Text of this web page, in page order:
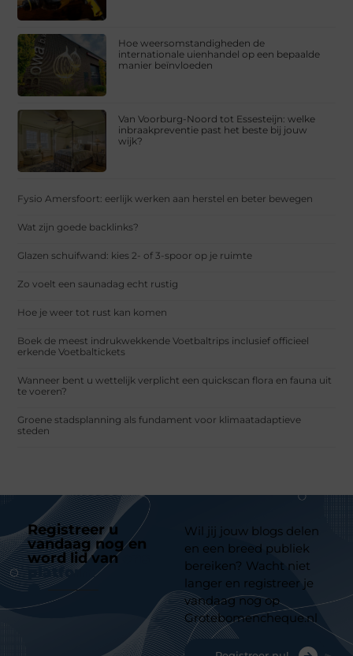
Hoe weersomstandigheden de
internationale uienhandel op een bepaalde
manier beïnvloeden
Van Voorburg-Noord tot Essesteijn: welke
inbraakpreventie past het beste bij jouw
wijk?
Fysio Amersfoort: eerlijk werken aan herstel en beter bewegen
Wat zijn goede backlinks?
Glazen schuifwand: kies 2- of 3-spoor op je ruimte
Zo voelt een saunadag echt rustig
Hoe je weer tot rust kan komen
Boek de meest indrukwekkende Voetbaltrips inclusief officieel
erkende Voetbaltickets
Wanneer bent u wettelijk verplicht een quickscan flora en fauna uit
te voeren?
Groene stadsplanning als fundament voor klimaatadaptieve
steden
Registreer u
vandaag nog en
word lid van
platform
Wil jij jouw blogs delen
en een breed publiek
bereiken? Wacht niet
langer en registreer je
vandaag nog op
Grotebomencheque.nl